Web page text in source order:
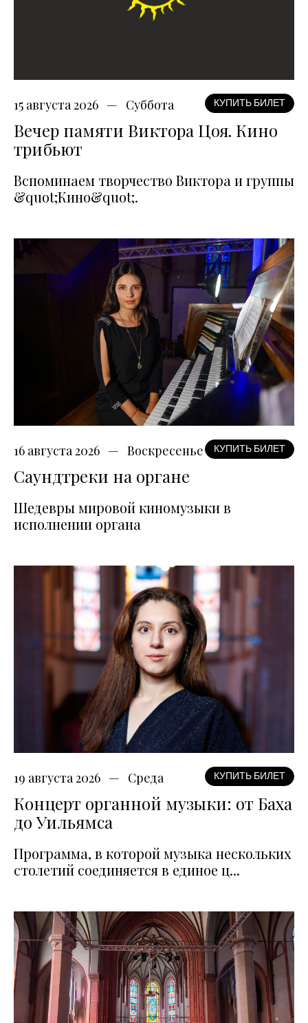
15 августа 2026 Суббота КУПИТЬ БИЛЕТ
Вечер памяти Виктора Цоя. Кино
трибьют
Вспоминаем творчество Виктора и группы
&quot;Кино&quot;.
16 августа 2026 Воскресенье КУПИТЬ БИЛЕТ
Саундтреки на органе
Шедевры мировой киномузыки в
исполнении органа
19 августа 2026 Среда КУПИТЬ БИЛЕТ
Концерт органной музыки: от Баха
до Уильямса
Программа, в которой музыка нескольких
столетий соединяется в единое ц...